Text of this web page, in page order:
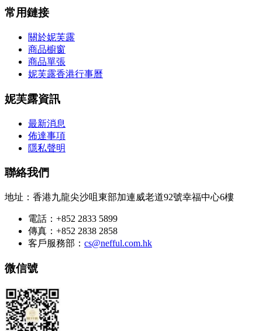
常用鏈接
關於妮芙露
商品櫥窗
商品單張
妮芙露香港行事曆
妮芙露資訊
最新消息
佈達事項
隱私聲明
聯絡我們
地址：香港九龍尖沙咀東部加連威老道92號幸福中心6樓
電話：+852 2833 5899
傳真：+852 2838 2858
客戶服務部： cs@nefful.com.hk
微信號